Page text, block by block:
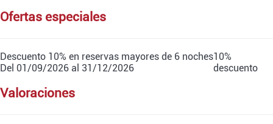
ofertas especiales
Descuento 10% en reservas mayores de 6 noches
Del 01/09/2026 al 31/12/2026
10%
descuento
valoraciones